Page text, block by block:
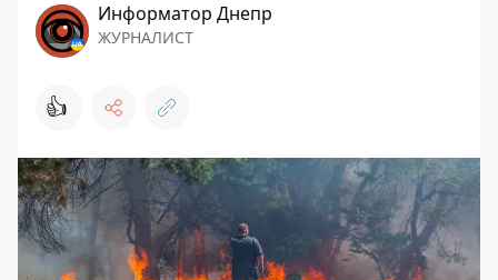
Информатор Днепр
ЖУРНАЛИСТ
👍